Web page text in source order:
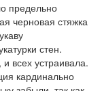
предельно
черновая стяжка
стен.
всех устраивала.
кардинально